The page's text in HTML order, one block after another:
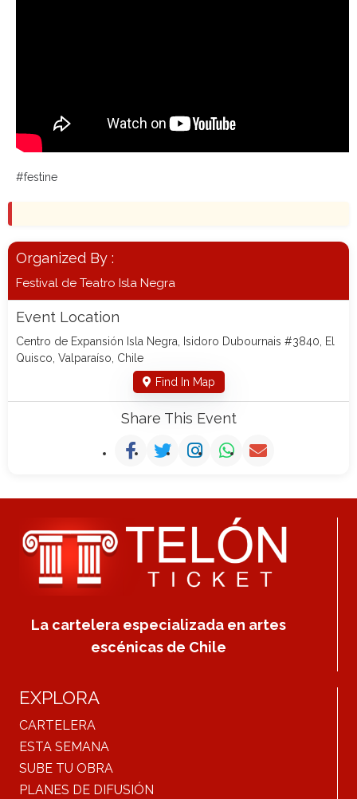
#festine
Organized By :
Festival de Teatro Isla Negra
Event Location
Centro de Expansión Isla Negra, Isidoro Dubournais #3840, El
Quisco, Valparaíso, Chile
Find In Map
Share This Event
La cartelera especializada en artes
escénicas de Chile
EXPLORA
CARTELERA
ESTA SEMANA
SUBE TU OBRA
PLANES DE DIFUSIÓN